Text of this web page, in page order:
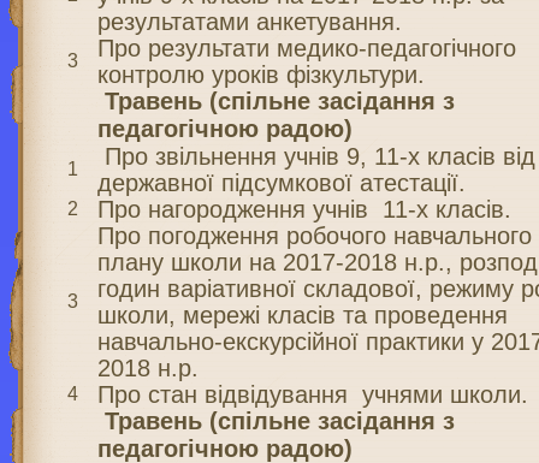
результатами анкетування.
3
Про результати медико-педагогічного
контролю уроків фізкультури.
Травень (спільне засідання з
педагогічною радою)
1
Про звільнення учнів 9, 11-х класів від
державної підсумкової атестації.
2 Про нагородження учнів 11-х класів.
3
Про погодження робочого навчального
плану школи на 2017-2018 н.р.,
годин варіативної складової, режиму
школи, мережі класів та проведення
навчально-екскурсійної практики у
2018 н.р.
4
Про стан відвідування учнями школи.
Травень (спільне засідання з
педагогічною радою)